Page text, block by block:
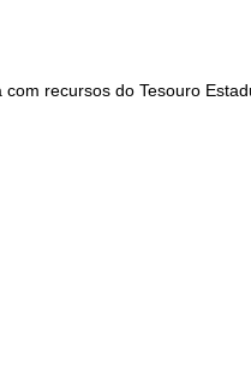
recursos do Tesouro